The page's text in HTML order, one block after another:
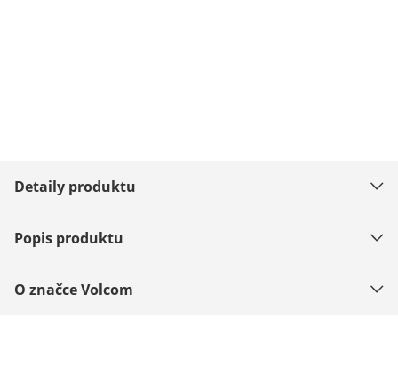
Detaily produktu
Popis produktu
O značce Volcom